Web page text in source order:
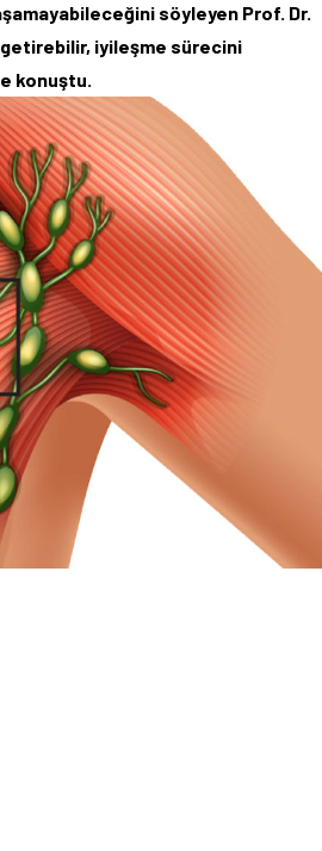
söyleyen Prof. Dr.
getirebilir, iyileşme sürecini
konuştu.